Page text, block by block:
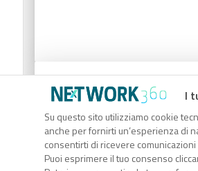
I
Su questo sito utilizziamo cookie
anche per fornirti un’esperienza di
consentirti di ricevere
Puoi esprimere il tuo consenso
Codice Rss
Clicca sul pulsante per
RSS link